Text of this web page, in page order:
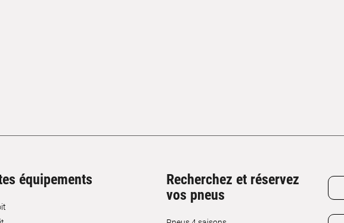
équipements
Recherchez et réservez
vos pneus